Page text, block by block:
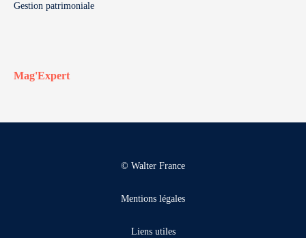
Gestion patrimoniale
Mag'Expert
© Walter France
Mentions légales
Liens utiles